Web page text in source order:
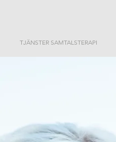
TJÄNSTER SAMTALSTERAPI